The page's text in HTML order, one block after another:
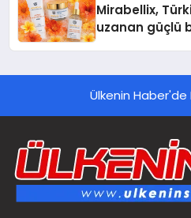
Mirabellix,
uzanan güçlü
Ülkenin